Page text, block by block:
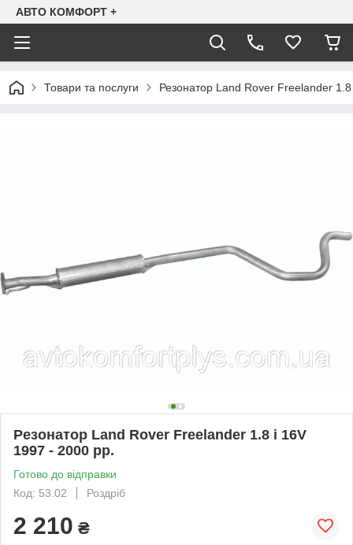
АВТО КОМФОРТ +
Товари та послуги Резонатор Land Rover Freelander
Резонатор Land Rover Freelander 1.8 i 16V
1997 - 2000 рр.
Готово до відправки
Код: 53.02
Роздріб
2 210 ₴